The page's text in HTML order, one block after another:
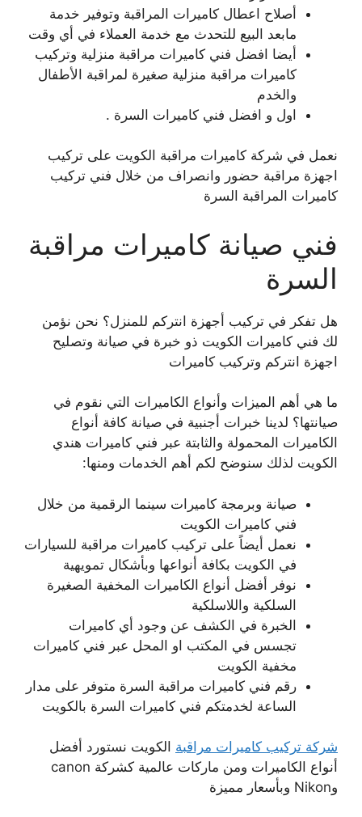
أصلاح اعطال كاميرات المراقبة وتوفير خدمة
مابعد البيع للتحدث مع خدمة العملاء في أي وقت
أيضا افضل فني كاميرات مراقبة منزلية وتركيب
كاميرات مراقبة منزلية صغيرة لمراقبة الأطفال
والخدم
اول و افضل فني كاميرات السرة .
نعمل في شركة كاميرات مراقبة الكويت على تركيب
اجهزة مراقبة حضور وانصراف من خلال فني تركيب
كاميرات المراقبة السرة
فني صيانة كاميرات مراقبة
السرة
هل تفكر في تركيب أجهزة انتركم للمنزل؟ نحن نؤمن
لك فني كاميرات الكويت ذو خبرة في صيانة وتصليح
اجهزة انتركم وتركيب كاميرات
ما هي أهم الميزات وأنواع الكاميرات التي نقوم في
صيانتها؟ لدينا خبرات أجنبية في صيانة كافة أنواع
الكاميرات المحمولة والثابتة عبر فني كاميرات هندي
الكويت لذلك سنوضح لكم أهم الخدمات ومنها:
صيانة وبرمجة كاميرات سينما الرقمية من خلال
فني كاميرات الكويت
نعمل أيضاً على تركيب كاميرات مراقبة للسيارات
في الكويت بكافة أنواعها وبأشكال تمويهية
نوفر أفضل أنواع الكاميرات المخفية الصغيرة
السلكية واللاسلكية
الخبرة في الكشف عن وجود أي كاميرات
تجسس في المكتب او المحل عبر فني كاميرات
مخفية الكويت
رقم فني كاميرات مراقبة السرة متوفر على مدار
الساعة لخدمتكم فني كاميرات السرة بالكويت
شركة تركيب كاميرات مراقبة الكويت نستورد أفضل
أنواع الكاميرات ومن ماركات عالمية كشركة canon
وNikon وبأسعار مميزة